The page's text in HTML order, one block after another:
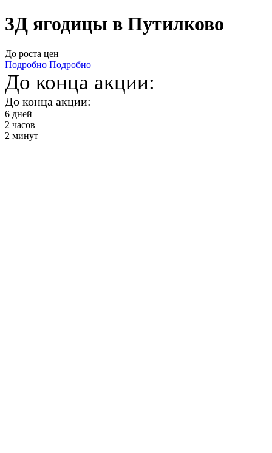
3Д ягодицы в Путилково
До роста цен
Подробно Подробно
До конца акции:
До конца акции:
6 дней
2 часов
2 минут